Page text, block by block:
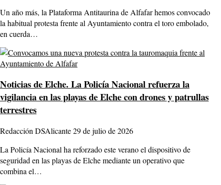
Un año más, la Plataforma Antitaurina de Alfafar hemos convocado
la habitual protesta frente al Ayuntamiento contra el toro embolado,
en cuerda…
Noticias de Elche. La Policía Nacional refuerza la
vigilancia en las playas de Elche con drones y patrullas
terrestres
Redacción DSAlicante29 de julio de 2026
La Policía Nacional ha reforzado este verano el dispositivo de
seguridad en las playas de Elche mediante un operativo que
combina el…